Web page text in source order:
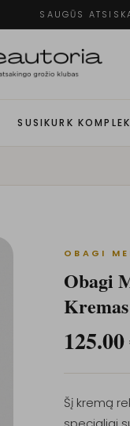
SAUGŪS
SUSIKURK
OBAGI
Obagi
125.00
Šį kremą